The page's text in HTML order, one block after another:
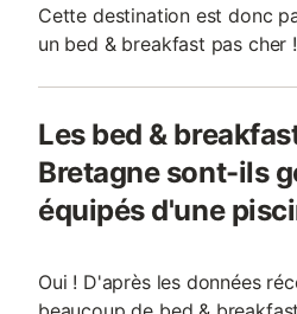
Cette destination est donc
un bed & breakfast pas cher !
Les bed &
Bretagne sont-ils
équipés d'une
Oui ! D'après les données